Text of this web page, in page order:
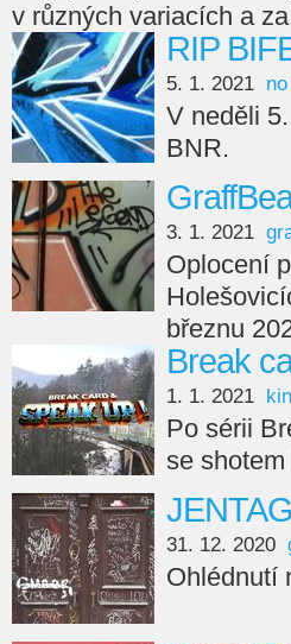
v různých variacích a
RIP
5. 1. 2021
V neděli
BNR.
3. 1. 2021
Oplocení
březnu
Break
1. 1. 2021
Po sérii
se
31. 12. 2020
Ohlédnutí